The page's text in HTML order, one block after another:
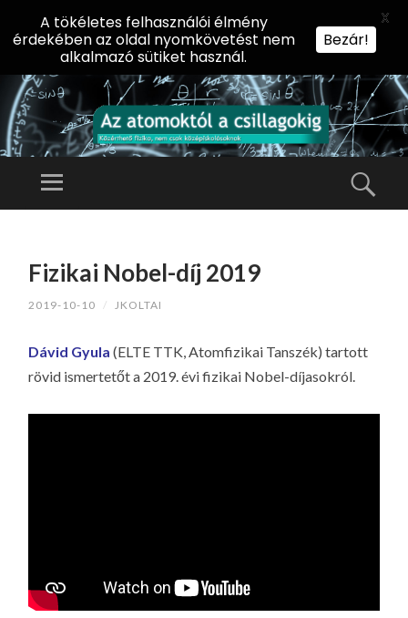
AZ
KT
A
CS
Előadássorozat
Természettudományi
Menü
TARTALOMHOZ
Fizikai Nobel-díj 2019
2019-10-10 / JKOLTAI
Dávid Gyula (ELTE TTK, Atomfizikai Tanszék) tartott
rövid ismertetőt a 2019. évi fizikai Nobel-díjasokról.
A tökéletes felhasználói élmény
érdekében az oldal nyomkövetést nem
alkalmazó sütiket használ.
Bezár!
X